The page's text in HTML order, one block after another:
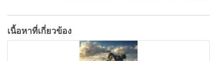
เนื้อหาที่เกี่ยวข้อง